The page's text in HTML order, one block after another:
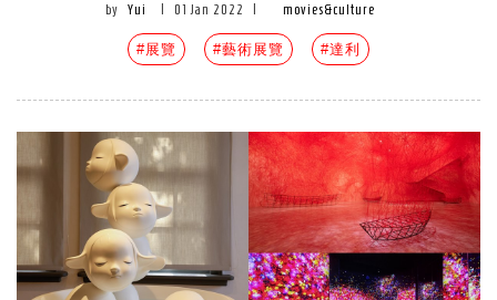
by Yui 01 Jan 2022 movies&culture
#展覽 #藝術展覽 #達利